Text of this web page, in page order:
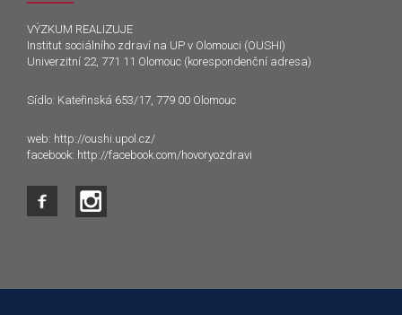
VÝZKUM REALIZUJE
Institut sociálního zdraví na UP v Olomouci (OUSHI)
Univerzitní 22, 771 11 Olomouc (korespondenční adresa)
Sídlo: Kateřinská 653/17, 779 00 Olomouc
web: http://oushi.upol.cz/
facebook: http://facebook.com/hovoryozdravi